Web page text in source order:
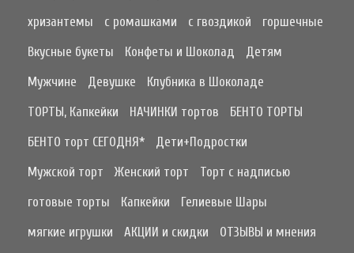
хризантемы
с ромашками с гвоздикой
горшечные
Вкусные букеты
Конфеты и Шоколад
Детям
Мужчине
Девушке
Клубника в Шоколаде
ТОРТЫ, Капкейки
НАЧИНКИ тортов
БЕНТО ТОРТЫ
БЕНТО торт СЕГОДНЯ*
Дети+Подростки
Мужской торт
Женский торт
Торт с надписью
готовые торты
Капкейки
Гелиевые Шары
мягкие игрушки
АКЦИИ и скидки
ОТЗЫВЫ и мнения